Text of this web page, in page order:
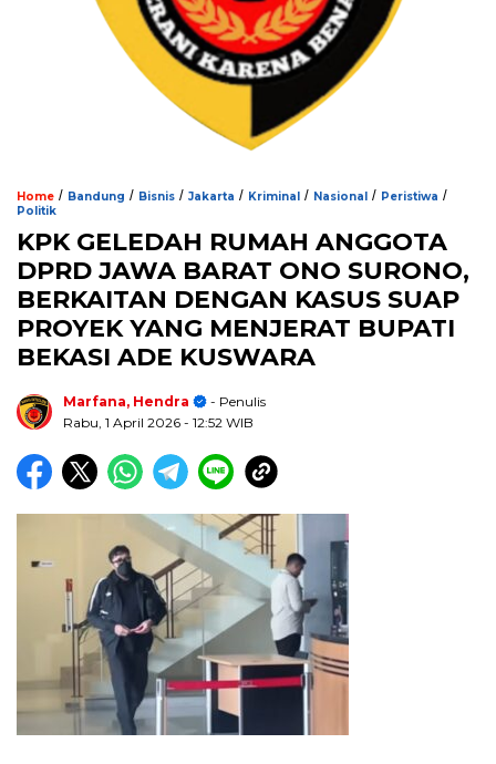
Home / Bandung / Bisnis / Jakarta / Kriminal / Nasional / Peristiwa /
Politik
KPK GELEDAH RUMAH ANGGOTA
DPRD JAWA BARAT ONO SURONO,
BERKAITAN DENGAN KASUS SUAP
PROYEK YANG MENJERAT BUPATI
BEKASI ADE KUSWARA
Marfana, Hendra
- Penulis
Rabu, 1 April 2026 - 12:52 WIB